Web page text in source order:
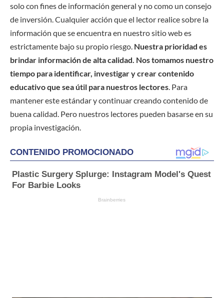
solo con fines de información general y no como un consejo
de inversión. Cualquier acción que el lector realice sobre la
información que se encuentra en nuestro sitio web es
estrictamente bajo su propio riesgo. Nuestra prioridad es
brindar información de alta calidad. Nos tomamos nuestro
tiempo para identificar, investigar y crear contenido
educativo que sea útil para nuestros lectores . Para
mantener este estándar y continuar creando contenido de
buena calidad. Pero nuestros lectores pueden basarse en su
propia investigación.